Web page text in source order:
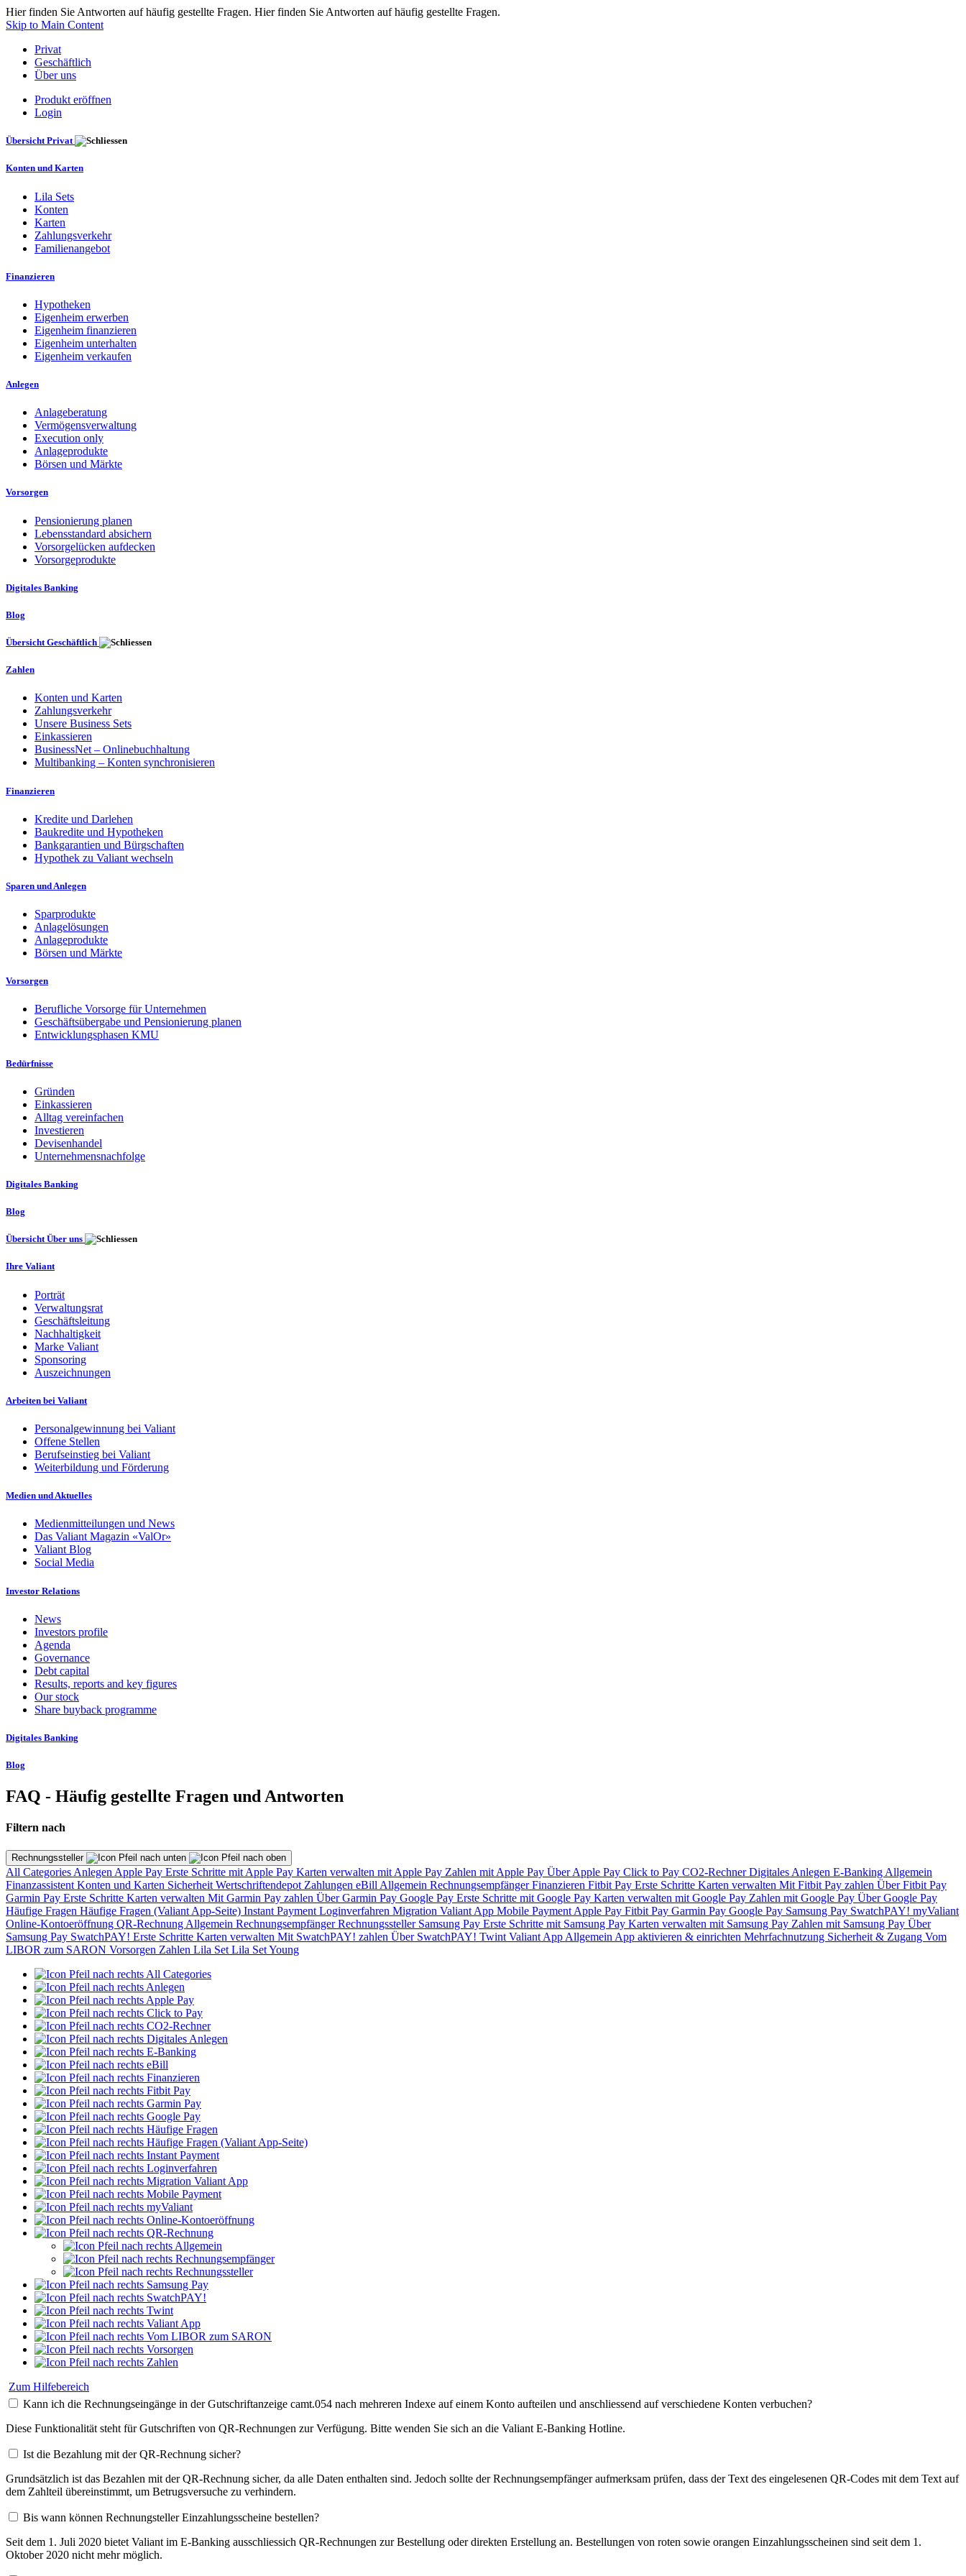
Hier finden Sie Antworten auf häufig gestellte Fragen. Hier finden Sie Antworten auf häufig gestellte Fragen.
Skip to Main Content
Privat
Geschäftlich
Über uns
Produkt eröffnen
Login
Übersicht Privat
Konten und Karten
Lila Sets
Konten
Karten
Zahlungsverkehr
Familienangebot
Finanzieren
Hypotheken
Eigenheim erwerben
Eigenheim finanzieren
Eigenheim unterhalten
Eigenheim verkaufen
Anlegen
Anlageberatung
Vermögensverwaltung
Execution only
Anlageprodukte
Börsen und Märkte
Vorsorgen
Pensionierung planen
Lebensstandard absichern
Vorsorgelücken aufdecken
Vorsorgeprodukte
Digitales Banking
Blog
Übersicht Geschäftlich
Zahlen
Konten und Karten
Zahlungsverkehr
Unsere Business Sets
Einkassieren
BusinessNet – Onlinebuchhaltung
Multibanking – Konten synchronisieren
Finanzieren
Kredite und Darlehen
Baukredite und Hypotheken
Bankgarantien und Bürgschaften
Hypothek zu Valiant wechseln
Sparen und Anlegen
Sparprodukte
Anlagelösungen
Anlageprodukte
Börsen und Märkte
Vorsorgen
Berufliche Vorsorge für Unternehmen
Geschäftsübergabe und Pensionierung planen
Entwicklungsphasen KMU
Bedürfnisse
Gründen
Einkassieren
Alltag vereinfachen
Investieren
Devisenhandel
Unternehmensnachfolge
Digitales Banking
Blog
Übersicht Über uns
Ihre Valiant
Porträt
Verwaltungsrat
Geschäftsleitung
Nachhaltigkeit
Marke Valiant
Sponsoring
Auszeichnungen
Arbeiten bei Valiant
Personalgewinnung bei Valiant
Offene Stellen
Berufseinstieg bei Valiant
Weiterbildung und Förderung
Medien und Aktuelles
Medienmitteilungen und News
Das Valiant Magazin «ValOr»
Valiant Blog
Social Media
Investor Relations
News
Investors profile
Agenda
Governance
Debt capital
Results, reports and key figures
Our stock
Share buyback programme
Digitales Banking
Blog
FAQ - Häufig gestellte Fragen und Antworten
Filtern nach
Rechnungssteller
All Categories Anlegen Apple Pay Erste Schritte mit Apple Pay Karten verwalten mit Apple Pay Zahlen mit Apple Pay Über Apple Pay Click to Pay CO2-RechnerDigitales Anlegen E-Banking Allgemein
Finanzassistent Konten und Karten Sicherheit Wertschriftendepot Zahlungen eBill Allgemein RechnungsempfängerFinanzieren Fitbit Pay Erste Schritte Karten verwalten Mit Fitbit Pay zahlen Über Fitbit Pay
Garmin Pay Erste Schritte Karten verwalten Mit Garmin Pay zahlen Über Garmin Pay Google Pay Erste Schritte mit Google Pay Karten verwalten mit Google Pay Zahlen mit Google Pay Über Google Pay
Häufige Fragen Häufige Fragen (Valiant App-Seite) Instant Payment Loginverfahren Migration Valiant App Mobile Payment Apple Pay Fitbit Pay Garmin Pay Google Pay Samsung Pay SwatchPAY! myValiant
Online-Kontoeröffnung QR-Rechnung Allgemein RechnungsempfängerRechnungssteller Samsung Pay Erste Schritte mit Samsung Pay Karten verwalten mit Samsung Pay Zahlen mit Samsung Pay Über
Samsung Pay SwatchPAY! Erste Schritte Karten verwalten Mit SwatchPAY! zahlen Über SwatchPAY! Twint Valiant App Allgemein App aktivieren & einrichten Mehrfachnutzung Sicherheit & Zugang Vom
LIBOR zum SARON Vorsorgen Zahlen Lila Set Lila Set Young
All Categories
Anlegen
Apple Pay
Click to Pay
CO2-Rechner
Digitales Anlegen
E-Banking
eBill
Finanzieren
Fitbit Pay
Garmin Pay
Google Pay
Häufige Fragen
Häufige Fragen (Valiant App-Seite)
Instant Payment
Loginverfahren
Migration Valiant App
Mobile Payment
myValiant
Online-Kontoeröffnung
QR-Rechnung
Allgemein
Rechnungsempfänger
Rechnungssteller
Samsung Pay
SwatchPAY!
Twint
Valiant App
Vom LIBOR zum SARON
Vorsorgen
Zahlen
Zum Hilfebereich
Kann ich die Rechnungseingänge in der Gutschriftanzeige camt.054 nach mehreren Indexe auf einem Konto aufteilen und anschliessend auf verschiedene Konten verbuchen?
Diese Funktionalität steht für Gutschriften von QR-Rechnungen zur Verfügung. Bitte wenden Sie sich an die Valiant E-Banking Hotline.
Ist die Bezahlung mit der QR-Rechnung sicher?
Grundsätzlich ist das Bezahlen mit der QR-Rechnung sicher, da alle Daten enthalten sind. Jedoch sollte der Rechnungsempfänger aufmerksam prüfen, dass der Text des eingelesenen QR-Codes mit dem Text auf
dem Zahlteil übereinstimmt, um Betrugsversuche zu verhindern.
Bis wann können Rechnungsteller Einzahlungsscheine bestellen?
Seit dem 1. Juli 2020 bietet Valiant im E-Banking ausschliessich QR-Rechnungen zur Bestellung oder direkten Erstellung an. Bestellungen von roten sowie orangen Einzahlungsscheinen sind seit dem 1.
Oktober 2020 nicht mehr möglich.